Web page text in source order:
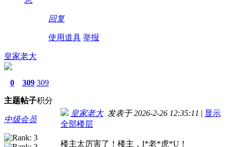
回复
使用道具 举报
皇家老大
0
主题
309
帖子
309
积分
中级会员
皇家老大发表于 2026-2-26 12:35:11 | 显示
全部楼层
楼主太厉害了！楼主，I*老*虎*U！